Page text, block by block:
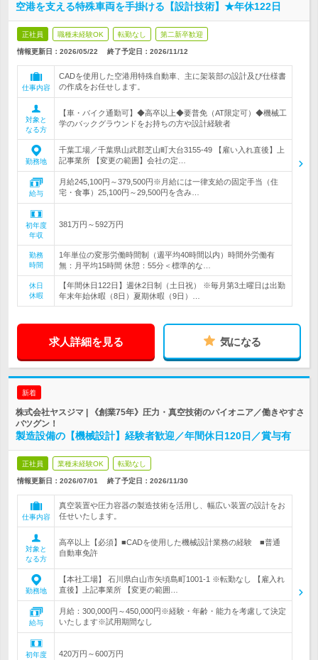
空港を支える特殊車両を手掛ける【設計技術】★年休122日
正社員 職種未経験OK 転勤なし 第二新卒歓迎
情報更新日：2026/05/22 終了予定日： 2026/11/12
仕事内容
CADを使用した空港用特殊自動車、主に架装部の設計及び仕様書
の作成をお任せします。
対象と
なる方
【車・バイク通勤可】◆高卒以上◆要普免（AT限定可）◆機械工
学のバックグラウンドをお持ちの方や設計経験者
勤務地
千葉工場／千葉県山武郡芝山町大台3155-49 【雇い入れ直後】上
記事業所 【変更の範囲】会社の定…
給与
月給245,100円～379,500円※月給には一律支給の固定手当（住
宅・食事）25,100円～29,500円を含み…
初年度
年収
381万円～592万円
勤務
時間
1年単位の変形労働時間制（週平均40時間以内）時間外労働有
無：月平均15時間 休憩：55分＜標準的な…
休日
休暇
【年間休日122日】週休2日制（土日祝） ※毎月第3土曜日は出勤
年末年始休暇（8日）夏期休暇（9日）…
求人詳細を見る 気になる
新着
株式会社ヤスジマ | 《創業75年》圧力・真空技術のパイオニア／働きやすさ
バツグン！
製造設備の【機械設計】経験者歓迎／年間休日120日／賞与有
正社員 業種未経験OK 転勤なし
情報更新日：2026/07/01 終了予定日： 2026/11/30
仕事内容
真空装置や圧力容器の製造技術を活用し、幅広い装置の設計をお
任せいたします。
対象と
なる方
高卒以上【必須】■CADを使用した機械設計業務の経験 ■普通
自動車免許
勤務地
【本社工場】 石川県白山市矢頃島町1001‐1 ※転勤なし 【雇入れ
直後】上記事業所 【変更の範囲…
給与
月給：300,000円～450,000円※経験・年齢・能力を考慮して決定
いたします※試用期間なし
初年度
420万円～600万円